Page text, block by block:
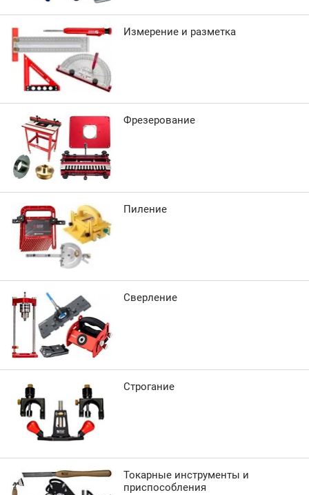
Измерение и разметка
Фрезерование
Пиление
Сверление
Строгание
Токарные инструменты и
приспособления